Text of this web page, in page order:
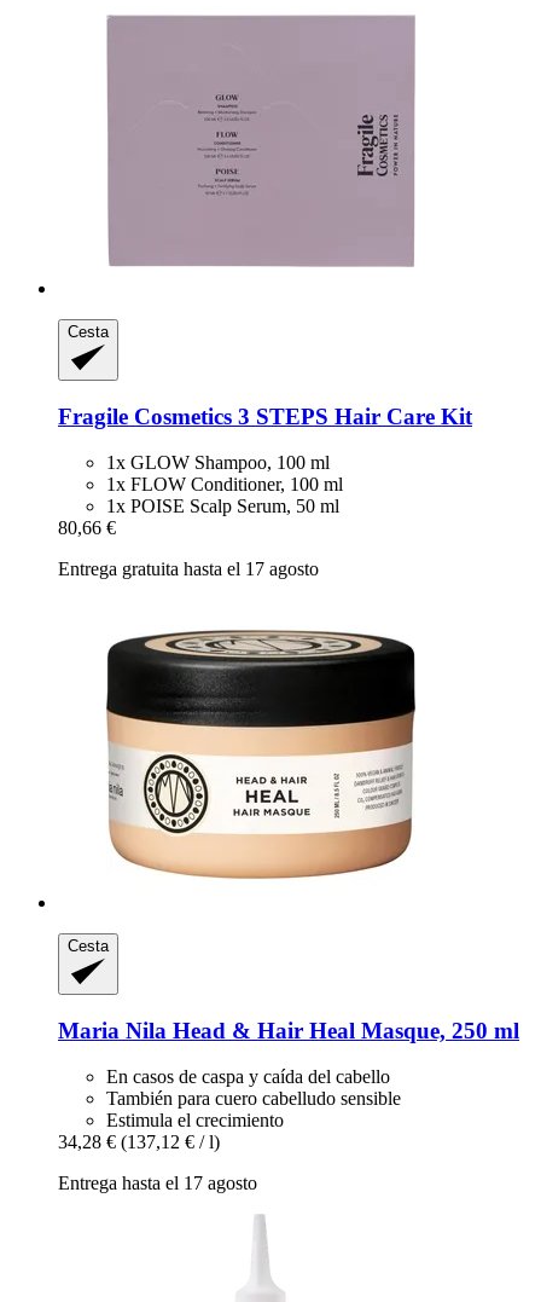
Cesta
Fragile Cosmetics 3 STEPS Hair Care Kit
1x GLOW Shampoo, 100 ml
1x FLOW Conditioner, 100 ml
1x POISE Scalp Serum, 50 ml
80,66 €
Entrega gratuita hasta el 17 agosto
Cesta
Maria Nila Head & Hair Heal Masque, 250 ml
En casos de caspa y caída del cabello
También para cuero cabelludo sensible
Estimula el crecimiento
34,28 € (137,12 € / l)
Entrega hasta el 17 agosto